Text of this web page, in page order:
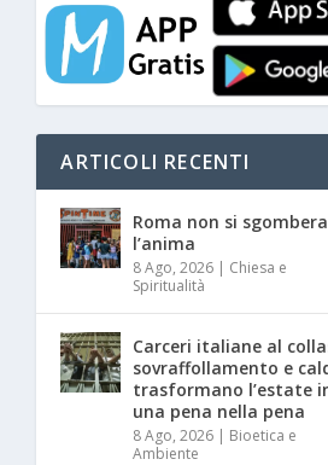
ARTICOLI RECENTI
Roma non si sgombera
l’anima
8 Ago, 2026 | Chiesa e
Spiritualità
Carceri italiane al
sovraffollamento e
trasformano l’estate
una pena nella pena
8 Ago, 2026 | Bioetica e
Ambiente